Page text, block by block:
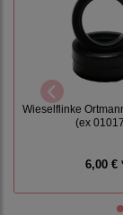
Wieselflinke
(ex
6,00 €